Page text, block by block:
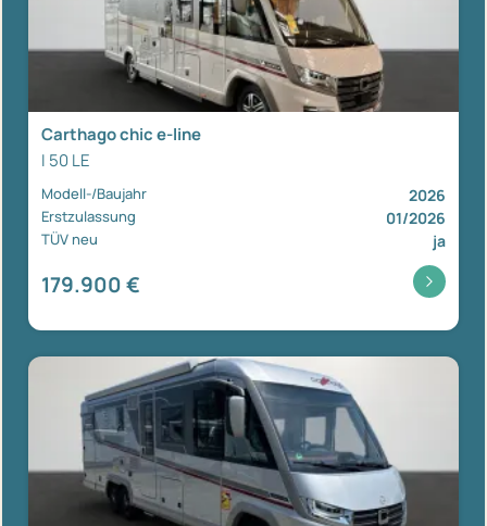
Carthago chic e-line
I 50 LE
Modell-/Baujahr 2026
Erstzulassung 01/2026
TÜV neu ja
179.900 €